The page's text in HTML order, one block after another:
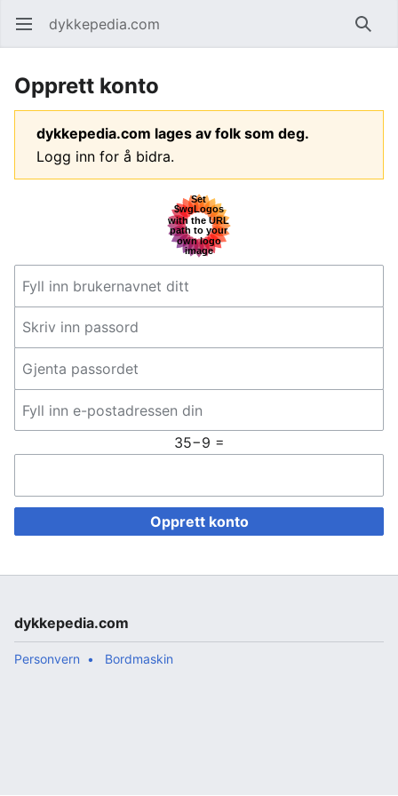
Åpne hovedmenyen dykkepedia.com Søk
Opprett konto
dykkepedia.com lages av folk som deg.
Logg inn for å bidra.
35−9 =
Opprett konto
dykkepedia.com
Personvern Bordmaskin